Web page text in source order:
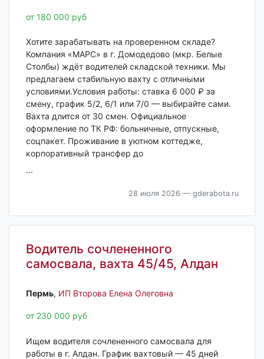
от 180 000 руб
Хотите зарабатывать на проверенном складе?
Компания «МАРС» в г. Домодедово (мкр. Белые
Столбы) ждёт водителей складской техники. Мы
предлагаем стабильную вахту с отличными
условиями.Условия работы: ставка 6 000 ₽ за
смену, график 5/2, 6/1 или 7/0 — выбирайте сами.
Вахта длится от 30 смен. Официальное
оформление по ТК РФ: больничные, отпускные,
соцпакет. Проживание в уютном коттедже,
корпоративный трансфер до
...
28 июля 2026 — gderabota.ru
Водитель сочлененного
самосвала, вахта 45/45, Алдан
Пермь‎, ИП Второва Елена Олеговна
от 230 000 руб
Ищем водителя сочлененного самосвала для
работы в г. Алдан. График вахтовый — 45 дней